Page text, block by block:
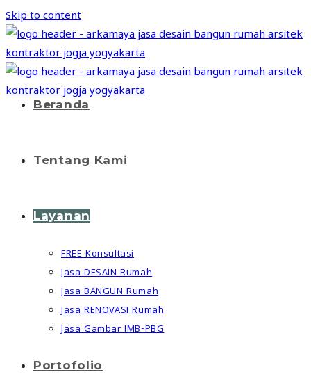
Skip to content
Beranda
Tentang Kami
Layanan
FREE Konsultasi
Jasa DESAIN Rumah
Jasa BANGUN Rumah
Jasa RENOVASI Rumah
Jasa Gambar IMB-PBG
Portofolio